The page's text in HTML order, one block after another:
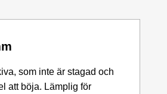
som inte är stagad och
att böja. Lämplig för